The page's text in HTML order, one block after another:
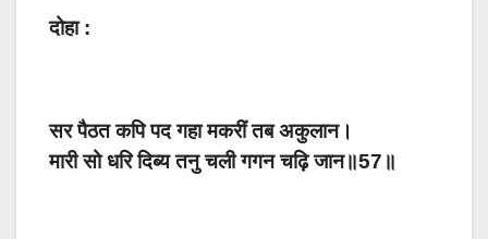
दोहा :
सर पैठत कपि पद गहा मकरीं तब अकुलान।
मारी सो धरि दिब्य तनु चली गगन चढ़ि जान॥57॥